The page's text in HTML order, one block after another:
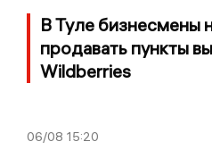
В Туле бизнесмены
продавать пункты
Wildberries
06/08 15:20